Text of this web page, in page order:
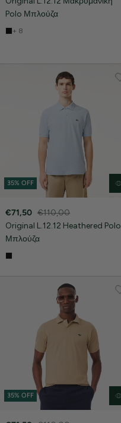
Polo Μπλούζα
+ 8
35% OFF
€71,50 €110,00
Original L.12.12 Heathered Polo
Μπλούζα
35% OFF